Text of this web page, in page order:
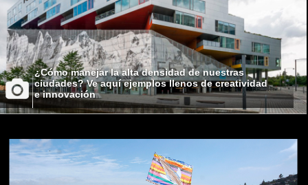
¿Cómo manejar la alta densidad de nuestras
ciudades? Ve aquí ejemplos llenos de creatividad
e innovación